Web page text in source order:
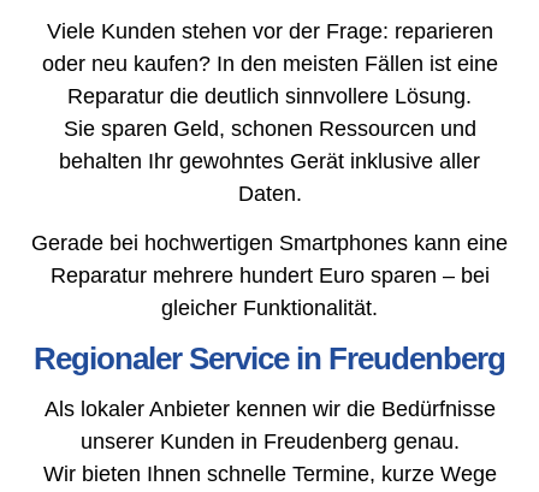
Viele Kunden stehen vor der Frage: reparieren
oder neu kaufen? In den meisten Fällen ist eine
Reparatur die deutlich sinnvollere Lösung.
Sie sparen Geld, schonen Ressourcen und
behalten Ihr gewohntes Gerät inklusive aller
Daten.
Gerade bei hochwertigen Smartphones kann eine
Reparatur mehrere hundert Euro sparen – bei
gleicher Funktionalität.
Regionaler Service in Freudenberg
Als lokaler Anbieter kennen wir die Bedürfnisse
unserer Kunden in Freudenberg genau.
Wir bieten Ihnen schnelle Termine, kurze Wege